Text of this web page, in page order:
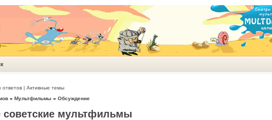
| Активные темы
» Мультфильмы » Обсуждение
советские мультфильмы